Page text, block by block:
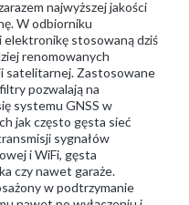
najwyższej jakości
W odbiorniku
stosowaną dziś
renomowanych
satelitarnej. Zastosowane
pozwalają na
systemu GNSS w
jak często gęsta sieć
sygnałów
i WiFi, gęsta
czy nawet garaże.
w podtrzymanie